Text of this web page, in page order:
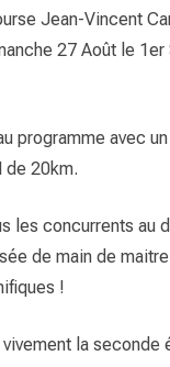
Jean-Vincent
27 Août le 1er
programme avec
de 20km.
les concurrents au
de main de
!
vivement la seconde